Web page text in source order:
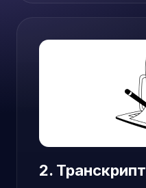
2. Транскрипт